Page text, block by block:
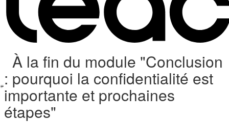
À la fin du module "Conclusion
: pourquoi la confidentialité est
importante et prochaines
étapes"